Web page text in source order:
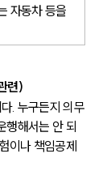
자동차 등을
련)
. 누구든지 의무
행해서는 안 되
이나 책임공제